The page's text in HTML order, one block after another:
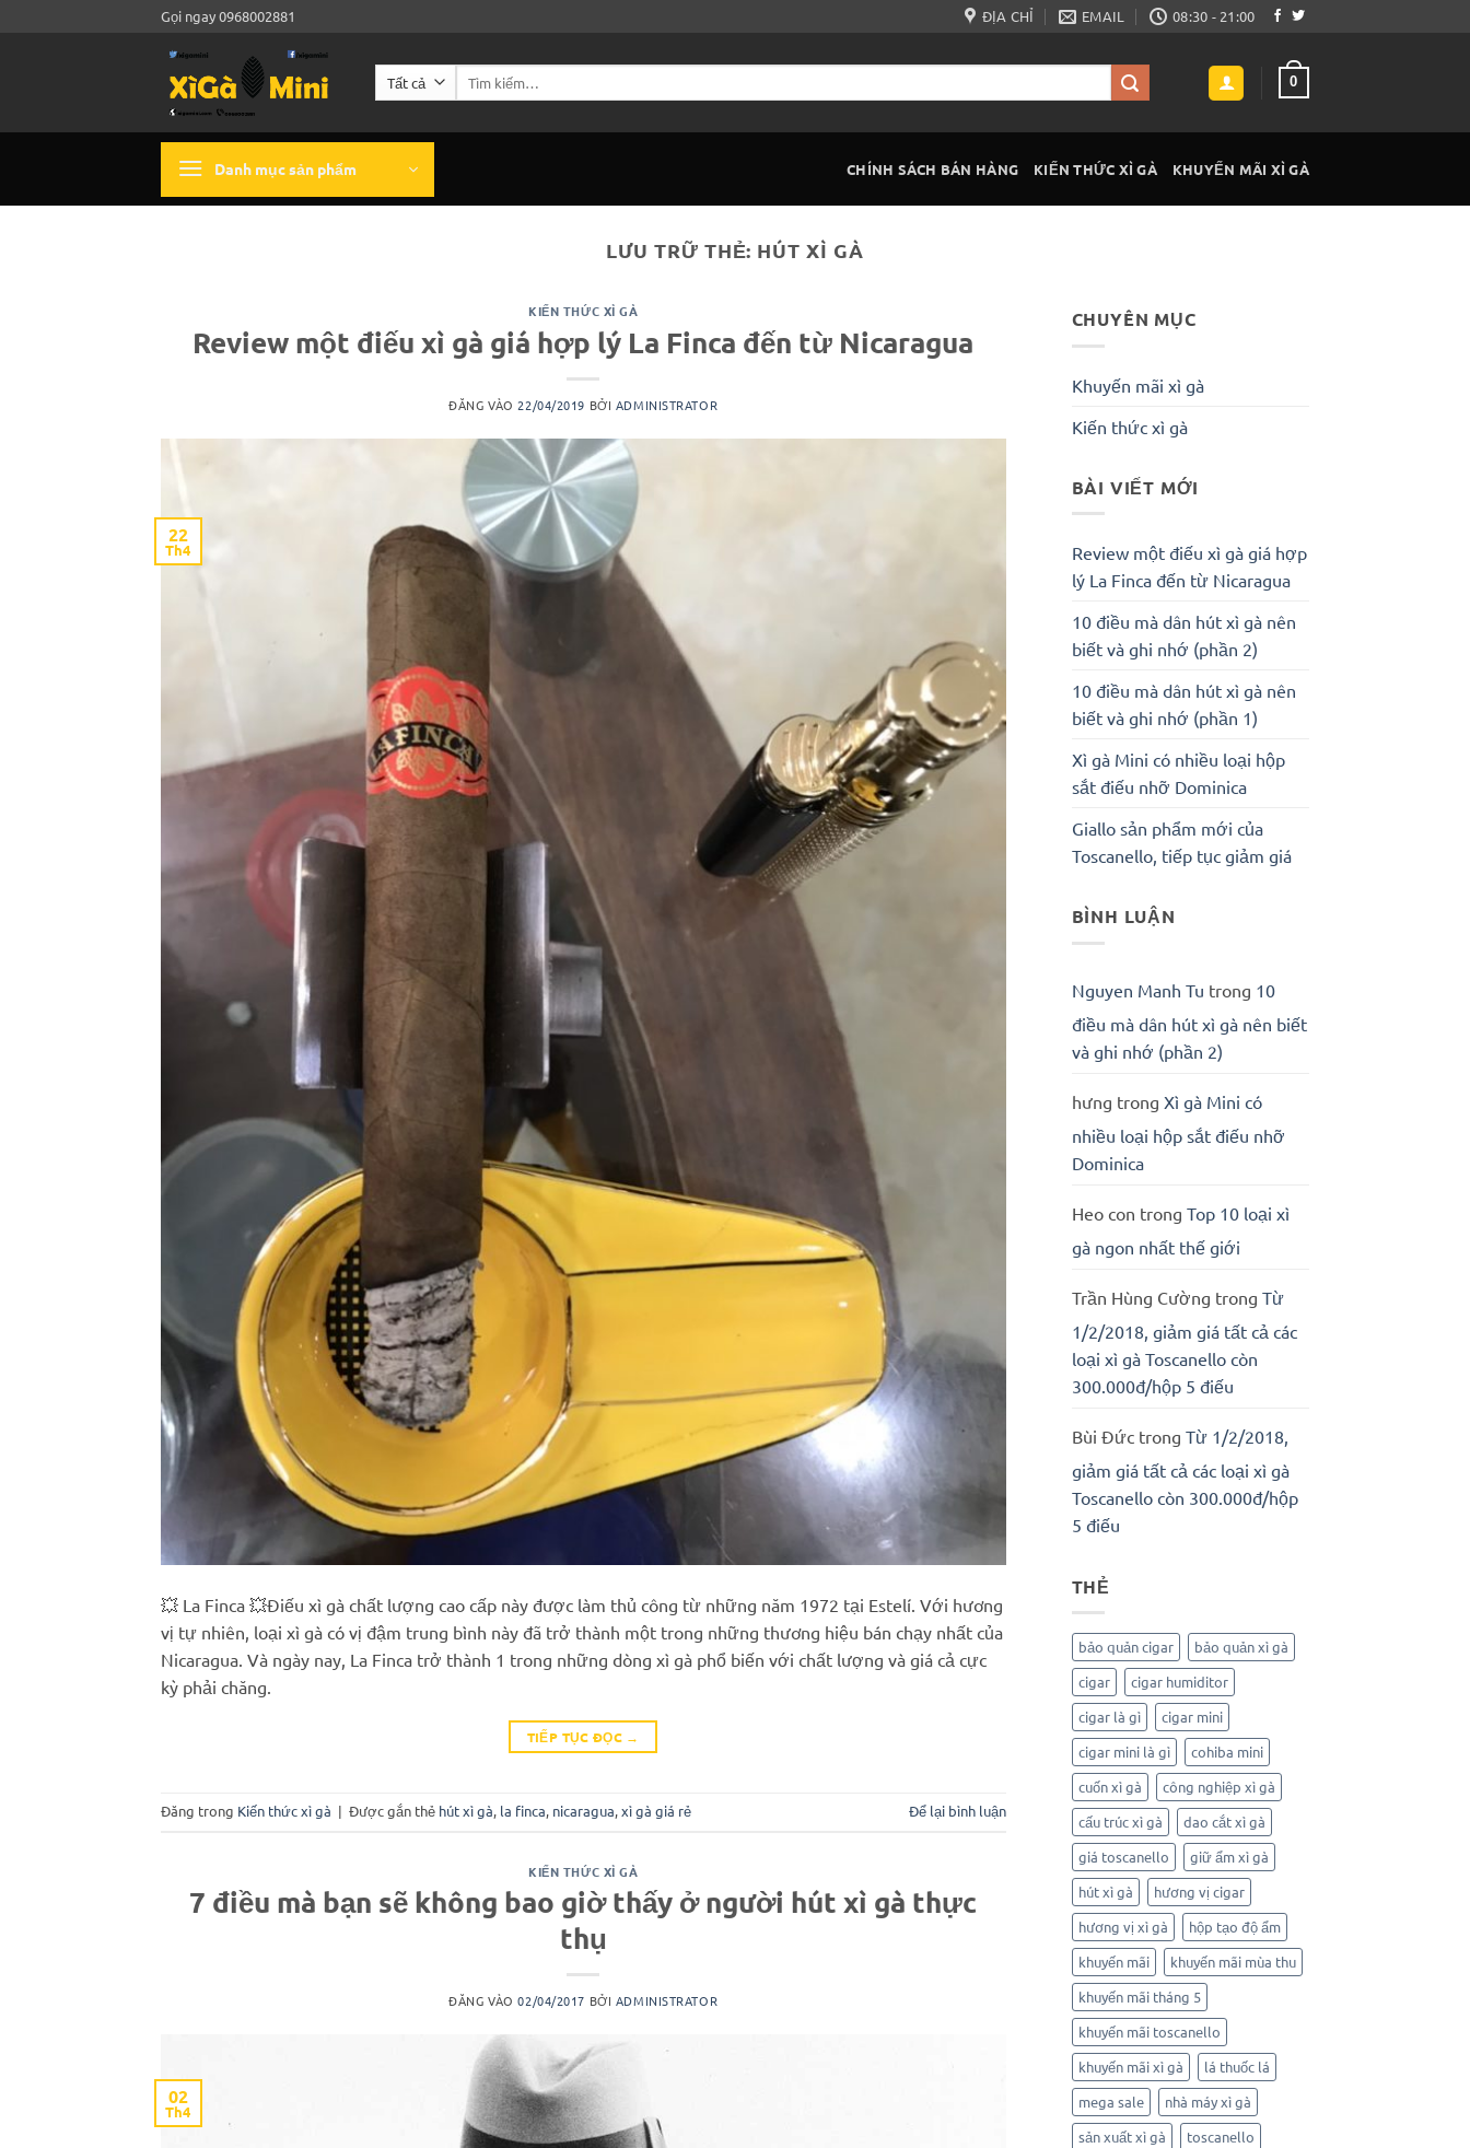
Gọi ngay 0968002881 ĐỊA CHỈ EMAIL 08:30 - 21:00
kiếm:
0
Danh mục sản phẩm CHÍNH SÁCH BÁN HÀNG KIẾN THỨC XÌ GÀ KHUYẾN MÃI XÌ GÀ
LƯU TRỮ THẺ: HÚT XÌ GÀ
KIẾN THỨC XÌ GÀ
Review một điếu xì gà giá hợp lý La Finca đến từ Nicaragua
ĐĂNG VÀO22/04/2019 BỞI ADMINISTRATOR
22
Th4
💥 La Finca 💥Điếu xì gà chất lượng cao cấp này được làm thủ công từ những năm 1972 tại Estelí. Với hương
vị tự nhiên, loại xì gà có vị đậm trung bình này đã trở thành một trong những thương hiệu bán chạy nhất của
Nicaragua. Và ngày nay, La Finca trở thành 1 trong những dòng xì gà phổ biến với chất lượng và giá cả cực
kỳ phải chăng.
TIẾP TỤC ĐỌC →
Đăng trong Kiến thức xì gà | Được gắn thẻ hút xì gà, la finca, nicaragua,xì gà giá rẻ Để lại bình luận
KIẾN THỨC XÌ GÀ
7 điều mà bạn sẽ không bao giờ thấy ở người hút xì gà thực
thụ
ĐĂNG VÀO02/04/2017 BỞI ADMINISTRATOR
02
Th4
CHUYÊN MỤC
Khuyến mãi xì gà
Kiến thức xì gà
BÀI VIẾT MỚI
Review một điếu xì gà giá hợp
lý La Finca đến từ Nicaragua
10 điều mà dân hút xì gà nên
biết và ghi nhớ (phần 2)
10 điều mà dân hút xì gà nên
biết và ghi nhớ (phần 1)
Xì gà Mini có nhiều loại hộp
sắt điếu nhỡ Dominica
Giallo sản phẩm mới của
Toscanello, tiếp tục giảm giá
BÌNH LUẬN
Nguyen Manh Tu trong 10
điều mà dân hút xì gà nên biết
và ghi nhớ (phần 2)
hưng trong Xì gà Mini có
nhiều loại hộp sắt điếu nhỡ
Dominica
Heo con trong Top 10 loại xì
gà ngon nhất thế giới
Trần Hùng Cường trong Từ
1/2/2018, giảm giá tất cả các
loại xì gà Toscanello còn
300.000đ/hộp 5 điếu
Bùi Đứctrong Từ 1/2/2018,
giảm giá tất cả các loại xì gà
Toscanello còn 300.000đ/hộp
5 điếu
THẺ
bảo quản cigar
bảo quản xì gà
cigar
cigar humiditor
cigar là gì
cigar mini
cigar mini là gì
cohiba mini
cuốn xì gà
công nghiệp xì gà
cấu trúc xì gà
dao cắt xì gà
giá toscanello
giữ ẩm xì gà
hút xì gà
hương vị cigar
hương vị xì gà
hộp tạo độ ẩm
khuyến mãi
khuyến mãi mùa thu
khuyến mãi tháng 5
khuyến mãi toscanello
khuyến mãi xì gà
lá thuốc lá
mega sale
nhà máy xì gà
sản xuất xì gà
toscanello